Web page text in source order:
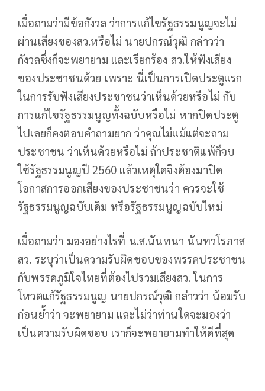
เมื่อถามว่ามีข้อกังวล ว่าการแก้ไขรัฐธรรมนูญจะไม่
ผ่านเสียงของสว.หรือไม่ นายปกรณ์วุฒิ กล่าวว่า
กังวลซึ่งก็จะพยายาม และเรียกร้อง สว.ให้ฟังเสียง
ของประชาชนด้วย เพราะ นี่เป็นการเปิดประตูแรก
ในการรับฟังเสียงประชาชนว่าเห็นด้วยหรือไม่ กับ
การแก้ไขรัฐธรรมนูญทั้งฉบับหรือไม่ หากปิดประตู
ไปเลยก็คงตอบคำถามยาก ว่าคุณไม่แม้แต่จะถาม
ประชาชน ว่าเห็นด้วยหรือไม่ ถ้าประชาติแพ้ก็จบ
ใช้รัฐธรรมนูญปี 2560 แล้วเหตุใดจึงต้องมาปิด
โอกาสการออกเสียงของประชาชนว่า ควรจะใช้
รัฐธรรมนูญฉบับเดิม หรือรัฐธรรมนูญฉบับใหม่
เมื่อถามว่า มองอย่างไรที่ น.ส.นันทนา นันทวโรภาส
สว. ระบุว่าเป็นความรับผิดชอบของพรรคประชาชน
กับพรรคภูมิใจไทยที่ต้องไปรวมเสียงสว. ในการ
โหวตแก้รัฐธรรมนูญ นายปกรณ์วุฒิ กล่าวว่า น้อมรับ
ก่อนย้ำว่า จะพยายาม และไม่ว่าท่านใดจะมองว่า
เป็นความรับผิดชอบ เราก็จะพยายามทำให้ดีที่สุด